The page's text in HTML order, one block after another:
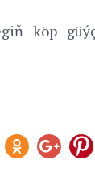
köp